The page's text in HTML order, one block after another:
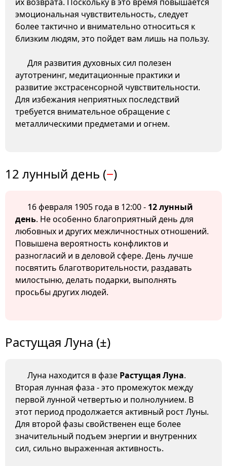
эмоциональная чувствительность, следует
более тактично и внимательно относиться к
близким людям, это пойдет вам лишь на пользу.
Для развития духовных сил полезен
аутотренинг, медитационные практики и
развитие экстрасенсорной чувствительности.
Для избежания неприятных последствий
требуется внимательное обращение с
металлическими предметами и огнем.
12 лунный день (−)
16 февраля 1905 года в 12:00 - 12 лунный
день. Не особенно благоприятный день для
любовных и других межличностных отношений.
Повышена вероятность конфликтов и
разногласий и в деловой сфере. День лучше
посвятить благотворительности, раздавать
милостыню, делать подарки, выполнять
просьбы других людей.
Растущая Луна (±)
Луна находится в фазе Растущая Луна.
Вторая лунная фаза - это промежуток между
первой лунной четвертью и полнолунием. В
этот период продолжается активный рост Луны.
Для второй фазы свойственен еще более
значительный подъем энергии и внутренних
сил, сильно выраженная активность.